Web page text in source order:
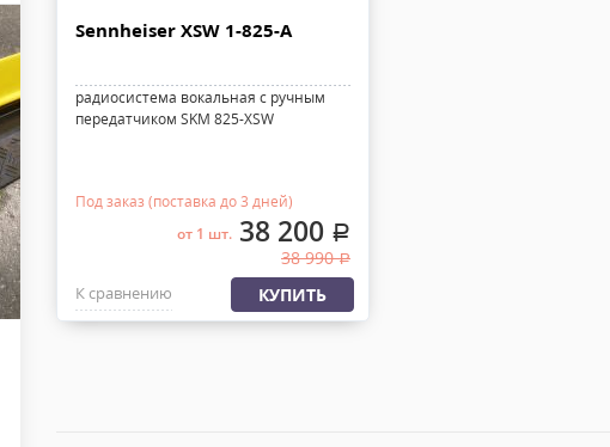
Sennheiser XSW 1-825-A
радиосистема вокальная с ручным
передатчиком SKM 825-XSW
Под заказ (поставка до 3 дней)
от 1 шт.38 200 .
38 990.
К сравнению КУПИТЬ